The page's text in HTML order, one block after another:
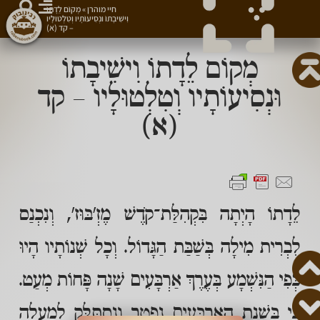
מְקוֹם לֵדָתוֹ וִישִׁיבָתוֹ
וּנְסִיעוֹתָיו וְטִלְטוּלָיו – קד
(א)
לֵדָתוֹ הָיְתָה בִּקְהִלַּת־קֹדֶשׁ מֶזְ'בּוּז', וְנִכְנַס
לִבְרִית מִילָה בְּשַׁבַּת הַגָּדוֹל. וְכָל שְׁנוֹתָיו הָיוּ
כְּפִי הַנִּשְׁמָע בְּעֶרֶךְ אַרְבָּעִים שָׁנָה פָּחוֹת מְעַט.
כִּי בִּשְׁנַת הָאַרְבָּעִים נִפְטַר וְנִסְתַּלֵּק לְמַעְלָה
חיי מוהרן»מְקוֹם לֵדָתוֹ
וִישִׁיבָתוֹ וּנְסִיעוֹתָיו וְטִלְטוּלָיו
– קד (א)